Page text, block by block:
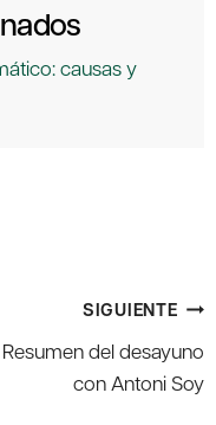
causas y
SIGUIENTE
Resumen del desayuno
con Antoni Soy